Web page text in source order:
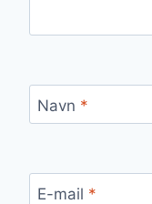
Navn *
E-mail *